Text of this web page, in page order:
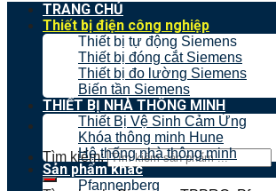
Tìm kiếm:
TRANG CHỦ
Thiết bị điện công nghiệp
Thiết bị tự động Siemens
Thiết bị đóng cắt Siemens
Thiết bị đo lường Siemens
Biến tần Siemens
THIẾT BỊ NHÀ THÔNG MINH
Thiết Bị Vệ Sinh Cảm Ứng
Khóa thông minh Hune
Hệ thống nhà thông minh
Sản phẩm khác
Pfannenberg